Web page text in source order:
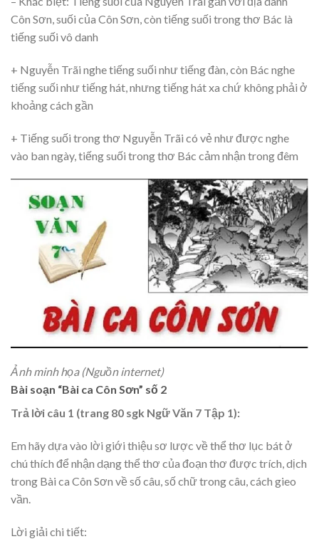
Côn Sơn, suối của Côn Sơn, còn tiếng suối trong thơ Bác là
tiếng suối vô danh
+ Nguyễn Trãi nghe tiếng suối như tiếng đàn, còn Bác nghe
tiếng suối như tiếng hát, nhưng tiếng hát xa chứ không phải ở
khoảng cách gần
+ Tiếng suối trong thơ Nguyễn Trãi có vẻ như được nghe
vào ban ngày, tiếng suối trong thơ Bác cảm nhận trong đêm
Ảnh minh họa (Nguồn internet)
Bài soạn “Bài ca Côn Sơn” số 2
Trả lời câu 1 (trang 80 sgk Ngữ Văn 7 Tập 1):
Em hãy dựa vào lời giới thiệu sơ lược về thể thơ lục bát ở
chú thích để nhận dạng thể thơ của đoạn thơ được trích, dịch
trong Bài ca Côn Sơn về số câu, số chữ trong câu, cách gieo
vần.
Lời giải chi tiết: